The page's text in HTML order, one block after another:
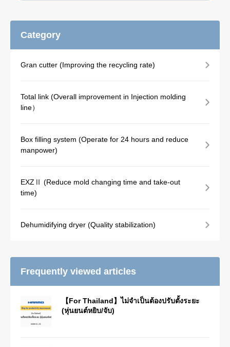
Category
Gran cutter (Improving the recycling rate)
Total link (Overall improvement in Injection molding
line）
Box filling system (Operate for 24 hours and reduce
manpower)
EXZⅡ (Reduce mold changing time and take-out
time)
Dehumidifying dryer (Quality stabilization)
Frequently viewed articles
【For Thailand】ไม่จำเป็นต้องปรับตั้งระยะ
(หุ่นยนต์หยิบ/จับ)